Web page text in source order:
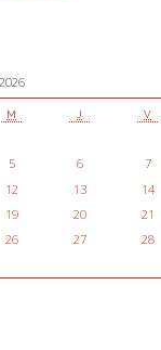
M J V
5 6 7
12 13 14
19 20 21
26 27 28